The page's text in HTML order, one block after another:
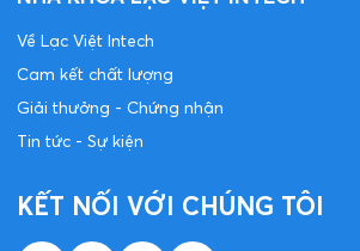
Về Lạc Việt Intech
Cam kết chất lượng
Giải thưởng - Chứng nhận
Tin tức - Sự kiện
KẾT NỐI VỚI CHÚNG TÔI